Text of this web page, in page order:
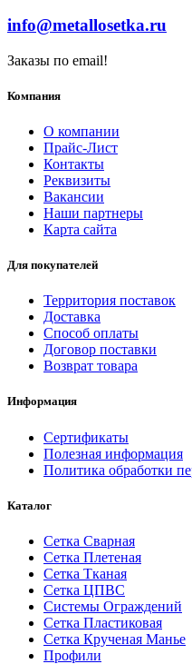
info@metallosetka.ru
Заказы по email!
Компания
О компании
Прайс-Лист
Контакты
Реквизиты
Вакансии
Наши партнеры
Карта сайта
Для покупателей
Территория поставок
Доставка
Способ оплаты
Договор поставки
Возврат товара
Информация
Сертификаты
Полезная информация
Политика обработки
Каталог
Сетка Сварная
Сетка Плетеная
Сетка Тканая
Сетка ЦПВС
Системы Ограждений
Сетка Пластиковая
Сетка Крученая Манье
Профили